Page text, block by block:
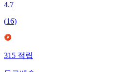
4.7
(16)
315적립